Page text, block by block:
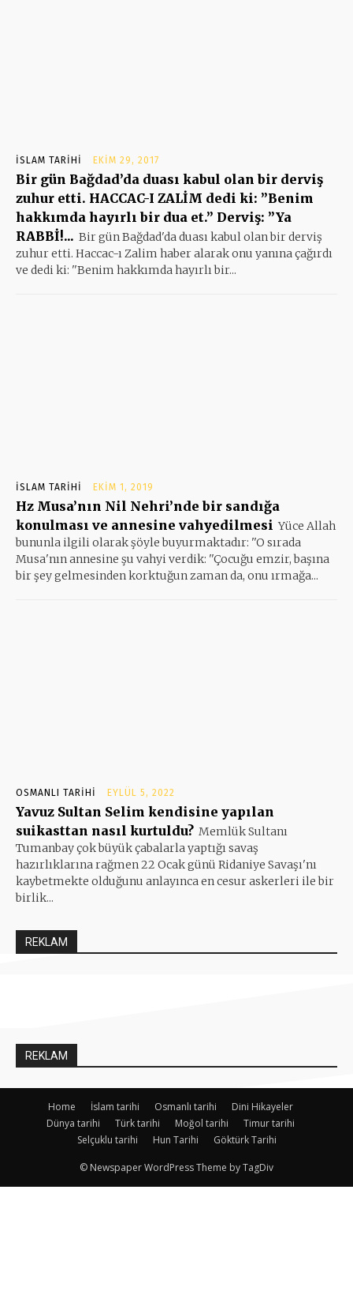
İSLAM TARIHI EKIM 29, 2017
Bir gün Bağdad’da duası kabul olan bir derviş
zuhur etti. HACCAC-I ZALİM dedi ki: ”Benim
hakkımda hayırlı bir dua et.” Derviş: ”Ya
RABBİ!... Bir gün Bağdad'da duası kabul olan bir derviş
zuhur etti. Haccac-ı Zalim haber alarak onu yanına çağırdı
ve dedi ki: ''Benim hakkımda hayırlı bir...
İSLAM TARIHI EKIM 1, 2019
Hz Musa’nın Nil Nehri’nde bir sandığa
konulması ve annesine vahyedilmesi Yüce Allah
bununla ilgili olarak şöyle buyurmaktadır: ''O sırada
Musa'nın annesine şu vahyi verdik: ''Çocuğu emzir, başına
bir şey gelmesinden korktuğun zaman da, onu ırmağa...
OSMANLI TARIHI EYLÜL 5, 2022
Yavuz Sultan Selim kendisine yapılan
suikasttan nasıl kurtuldu? Memlük Sultanı
Tumanbay çok büyük çabalarla yaptığı savaş
hazırlıklarına rağmen 22 Ocak günü Ridaniye Savaşı'nı
kaybetmekte olduğunu anlayınca en cesur askerleri ile bir
birlik...
REKLAM
REKLAM
Home İslam tarihi Osmanlı tarihi
Dini Hikayeler
Dünya tarihi
Türk tarihi Moğol tarihi
Timur tarihi
Selçuklu tarihi
Hun Tarihi Göktürk Tarihi
© Newspaper WordPress Theme by TagDiv